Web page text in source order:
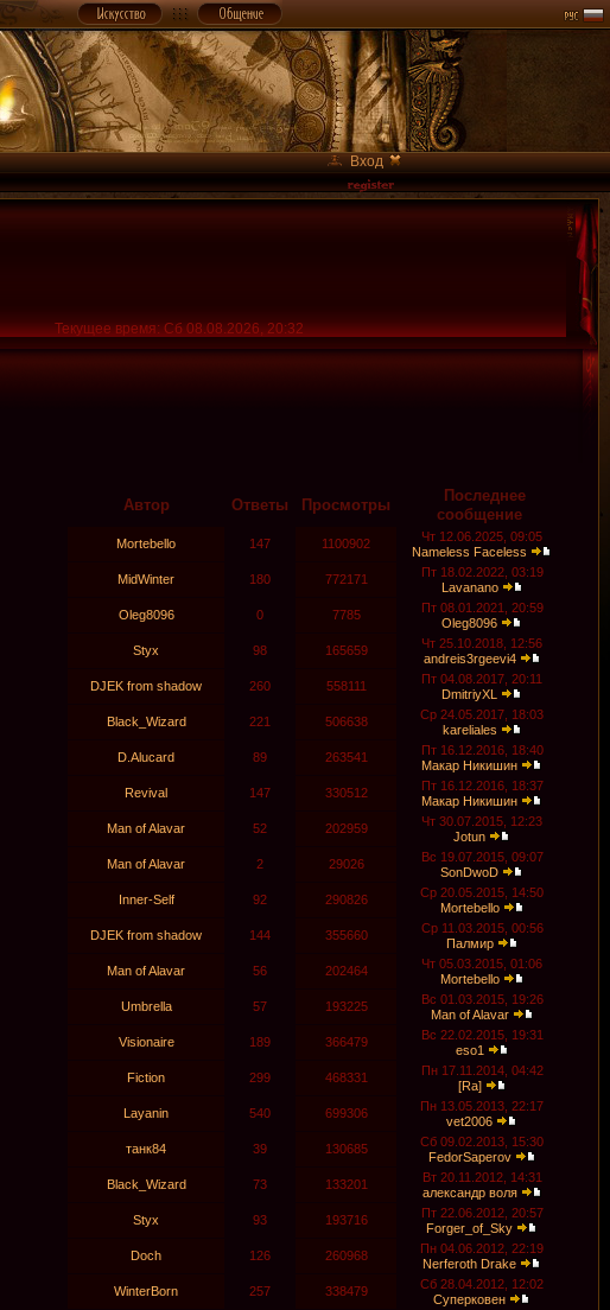
Вход
Текущее время: Сб 08.08.2026, 20:32
Автор Ответы Просмотры
Последнее
сообщение
Mortebello 147 1100902
Чт 12.06.2025, 09:05
Nameless Faceless
MidWinter 180 772171
Пт 18.02.2022, 03:19
Lavanano
Oleg8096 0 7785
Пт 08.01.2021, 20:59
Oleg8096
Styx 98 165659
Чт 25.10.2018, 12:56
andreis3rgeevi4
DJEK from shadow 260 558111
Пт 04.08.2017, 20:11
DmitriyXL
Black_Wizard 221 506638
Ср 24.05.2017, 18:03
kareliales
D.Alucard 89 263541
Пт 16.12.2016, 18:40
Макар Никишин
Revival 147 330512
Пт 16.12.2016, 18:37
Макар Никишин
Man of Alavar 52 202959
Чт 30.07.2015, 12:23
Jotun
Man of Alavar 2 29026
Вс 19.07.2015, 09:07
SonDwoD
Inner-Self 92 290826
Ср 20.05.2015, 14:50
Mortebello
DJEK from shadow 144 355660
Ср 11.03.2015, 00:56
Палмир
Man of Alavar 56 202464
Чт 05.03.2015, 01:06
Mortebello
Umbrella 57 193225
Вс 01.03.2015, 19:26
Man of Alavar
Visionaire 189 366479
Вс 22.02.2015, 19:31
eso1
Fiction 299 468331
Пн 17.11.2014, 04:42
[Ra]
Layanin 540 699306
Пн 13.05.2013, 22:17
vet2006
танк84 39 130685
Сб 09.02.2013, 15:30
FedorSaperov
Black_Wizard 73 133201
Вт 20.11.2012, 14:31
александр воля
Styx 93 193716
Пт 22.06.2012, 20:57
Forger_of_Sky
Doch 126 260968
Пн 04.06.2012, 22:19
Nerferoth Drake
WinterBorn 257 338479
Сб 28.04.2012, 12:02
Суперковен